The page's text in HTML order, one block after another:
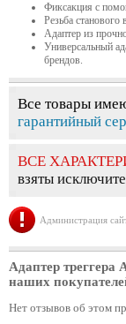
Фиксакция с
Резьба станового
Адаптер из
Универсальный
брендов.
Все товары
гарантийный
ВСЕ
взяты
Администрация
Адаптер треггера
наших
Нет отзывов об этом